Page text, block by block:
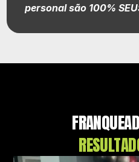
personal são 100%